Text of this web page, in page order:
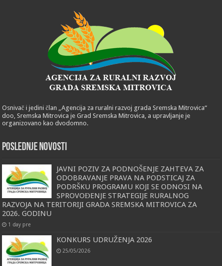
Osnivač i jedini član „Agencija za ruralni razvoj grada Sremska Mitrovica“
doo, Sremska Mitrovica je Grad Sremska Mitrovica, a upravljanje je
organizovano kao dvodomno.
POSLEDNJE NOVOSTI
JAVNI POZIV ZA PODNOŠENJE ZAHTEVA ZA
ODOBRAVANJE PRAVA NA PODSTICAJ ZA
PODRŠKU PROGRAMU KOJI SE ODNOSI NA
SPROVOĐENJE STRATEGIJE RURALNOG
RAZVOJA NA TERITORIJI GRADA SREMSKA MITROVICA ZA
2026. GODINU
1 day pre
KONKURS UDRUŽENJA 2026
25/05/2026